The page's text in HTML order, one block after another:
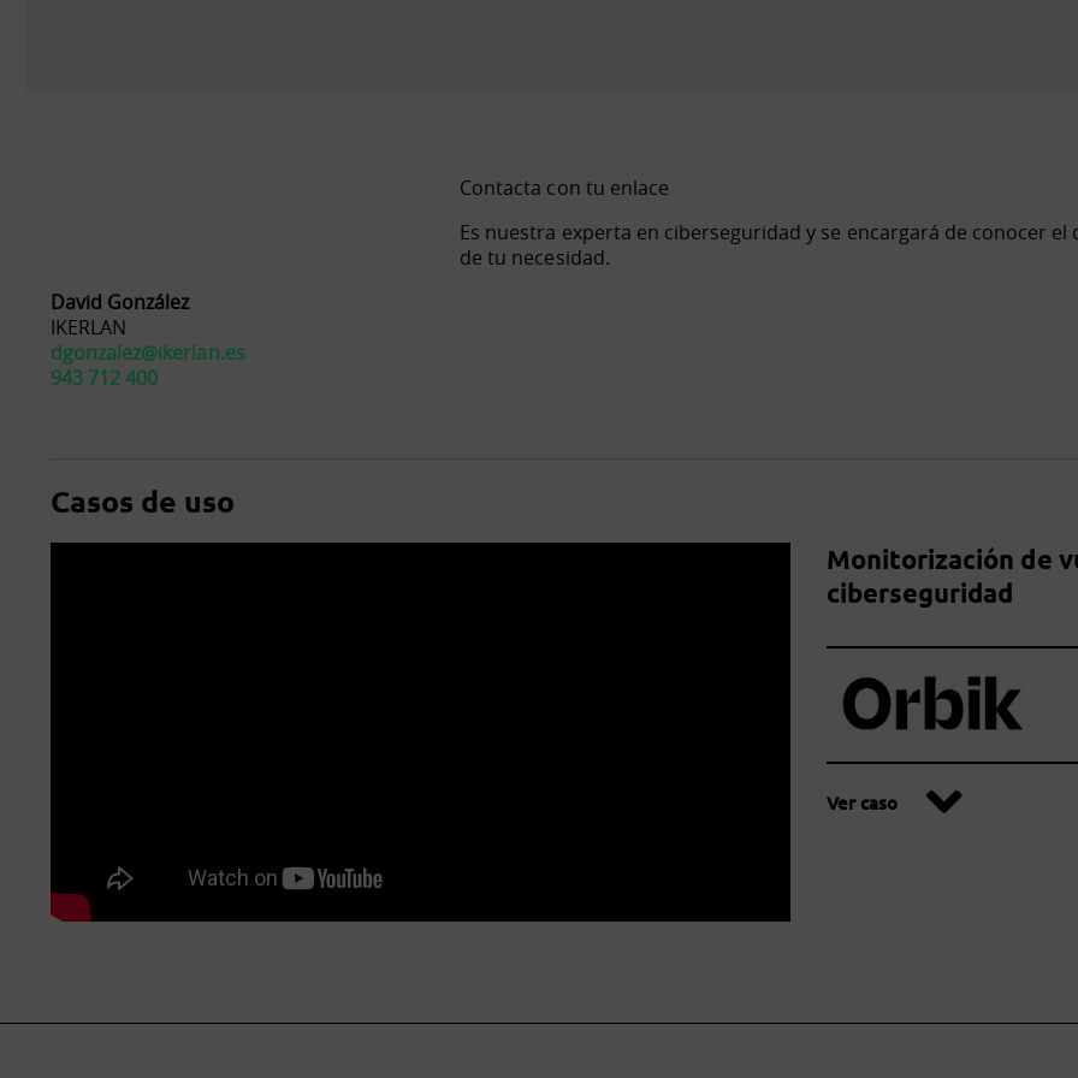
Contacta con tu enlace
Es nuestra experta en ciberseguridad y se encargará de conocer el
de tu necesidad.
David González
IKERLAN
dgonzalez@ikerlan.es
943 712 400
Casos de uso
Monitorización de
ciberseguridad
Ver caso